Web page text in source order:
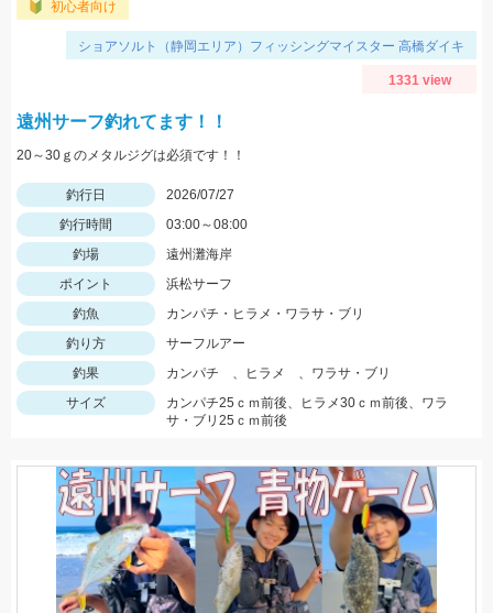
初心者向け
ショアソルト（静岡エリア）フィッシングマイスター 高橋ダイキ
1331 view
遠州サーフ釣れてます！！
20～30ｇのメタルジグは必須です！！
釣行日
2026/07/27
釣行時間
03:00～08:00
釣場
遠州灘海岸
ポイント
浜松サーフ
釣魚
カンパチ・ヒラメ・ワラサ・ブリ
釣り方
サーフルアー
釣果
カンパチ 、ヒラメ 、ワラサ・ブリ
サイズ
カンパチ25ｃｍ前後、ヒラメ30ｃｍ前後、ワラ
サ・ブリ25ｃｍ前後